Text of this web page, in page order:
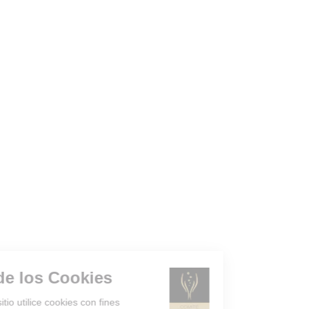
Gestión de los Cookies
¿Acepta que el sitio utilice cookies con fines